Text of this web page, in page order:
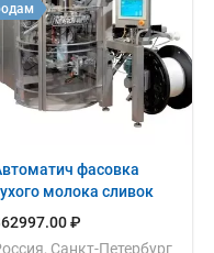
фасовка
молока сливок
₽
Санкт-Петербург